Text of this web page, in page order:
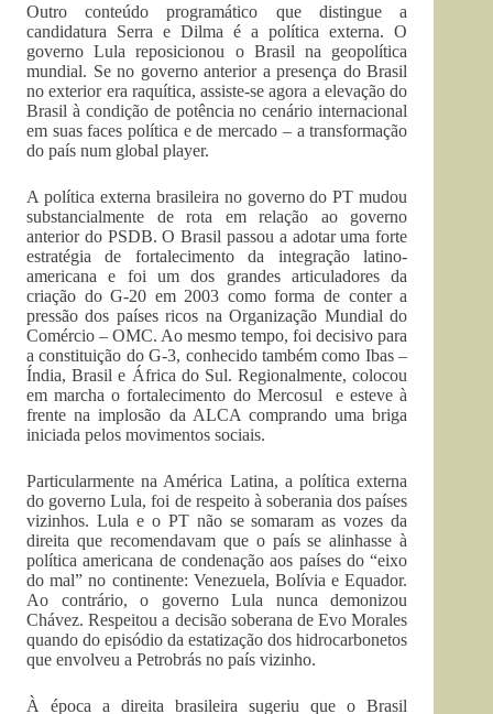
Outro conteúdo programático que distingue a
candidatura Serra e Dilma é a política externa. O
governo Lula reposicionou o Brasil na geopolítica
mundial. Se no governo anterior a presença do Brasil
no exterior era raquítica, assiste-se agora a elevação do
Brasil à condição de potência no cenário internacional
em suas faces política e de mercado – a transformação
do país num global player.
A política externa brasileira no governo do PT mudou
substancialmente de rota em relação ao governo
anterior do PSDB. O Brasil passou a adotar uma forte
estratégia de fortalecimento da integração latino-
americana e foi um dos grandes articuladores da
criação do G-20 em 2003 como forma de conter a
pressão dos países ricos na Organização Mundial do
Comércio – OMC. Ao mesmo tempo, foi decisivo para
a constituição do G-3, conhecido também como Ibas –
Índia, Brasil e África do Sul. Regionalmente, colocou
em marcha o fortalecimento do Mercosul e esteve à
frente na implosão da ALCA comprando uma briga
iniciada pelos movimentos sociais.
Particularmente na América Latina, a política externa
do governo Lula, foi de respeito à soberania dos países
vizinhos. Lula e o PT não se somaram as vozes da
direita que recomendavam que o país se alinhasse à
política americana de condenação aos países do “eixo
do mal” no continente: Venezuela, Bolívia e Equador.
Ao contrário, o governo Lula nunca demonizou
Chávez. Respeitou a decisão soberana de Evo Morales
quando do episódio da estatização dos hidrocarbonetos
que envolveu a Petrobrás no país vizinho.
À época a direita brasileira sugeriu que o Brasil